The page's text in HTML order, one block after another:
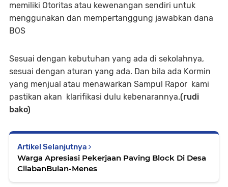
memiliki Otoritas atau kewenangan sendiri untuk
menggunakan dan mempertanggung jawabkan dana
BOS
Sesuai dengan kebutuhan yang ada di sekolahnya,
sesuai dengan aturan yang ada. Dan bila ada Kormin
yang menjual atau menawarkan Sampul Rapor kami
pastikan akan klarifikasi dulu kebenarannya.(rudi
bako)
Artikel Selanjutnya
Warga Apresiasi Pekerjaan Paving Block Di Desa
CilabanBulan-Menes